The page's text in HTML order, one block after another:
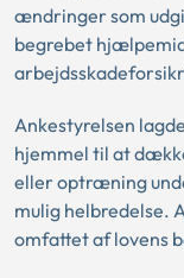
ændringer som
begrebet
Ankestyrelsen
hjemmel til at
eller optræning
mulig helbredelse.
omfattet af lovens